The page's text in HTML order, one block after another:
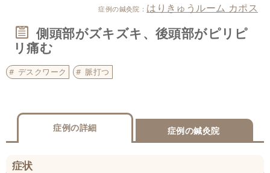
症例の鍼灸院： はりきゅうルーム カポス
側頭部がズキズキ、後頭部がピリピ
リ痛む
デスクワーク 脈打つ
症例の詳細 症例の鍼灸院
症状